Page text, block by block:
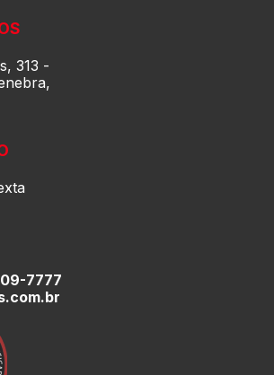
Roraima (RR)
Tocantins (TO)
313 -
7777